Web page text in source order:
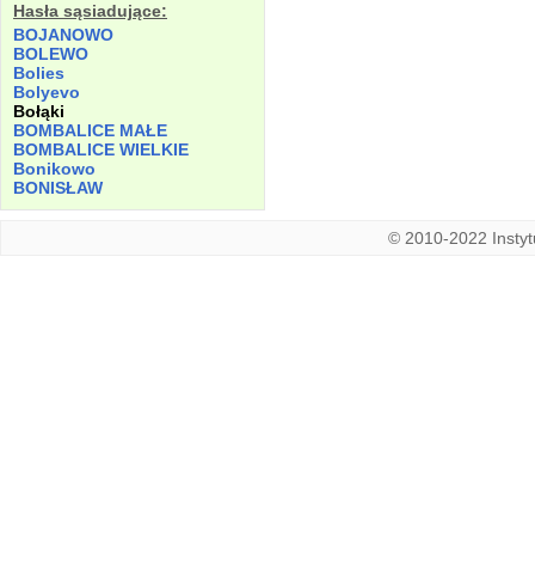
Hasła sąsiadujące:
BOJANOWO
BOLEWO
Bolies
Bolyevo
Bołąki
BOMBALICE MAŁE
BOMBALICE WIELKIE
Bonikowo
BONISŁAW
© 2010-2022